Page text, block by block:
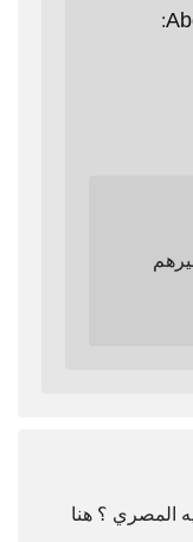
:
المصري ؟ هنا